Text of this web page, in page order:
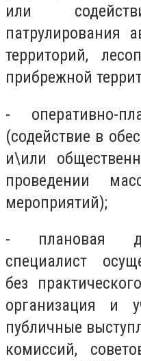
или
патрулирования
территорий,
прибрежной
- оперативно-
(содействие в
и\или
проведении
мероприятий);
- плановая
специалист
без
организация и
публичные
комиссий,